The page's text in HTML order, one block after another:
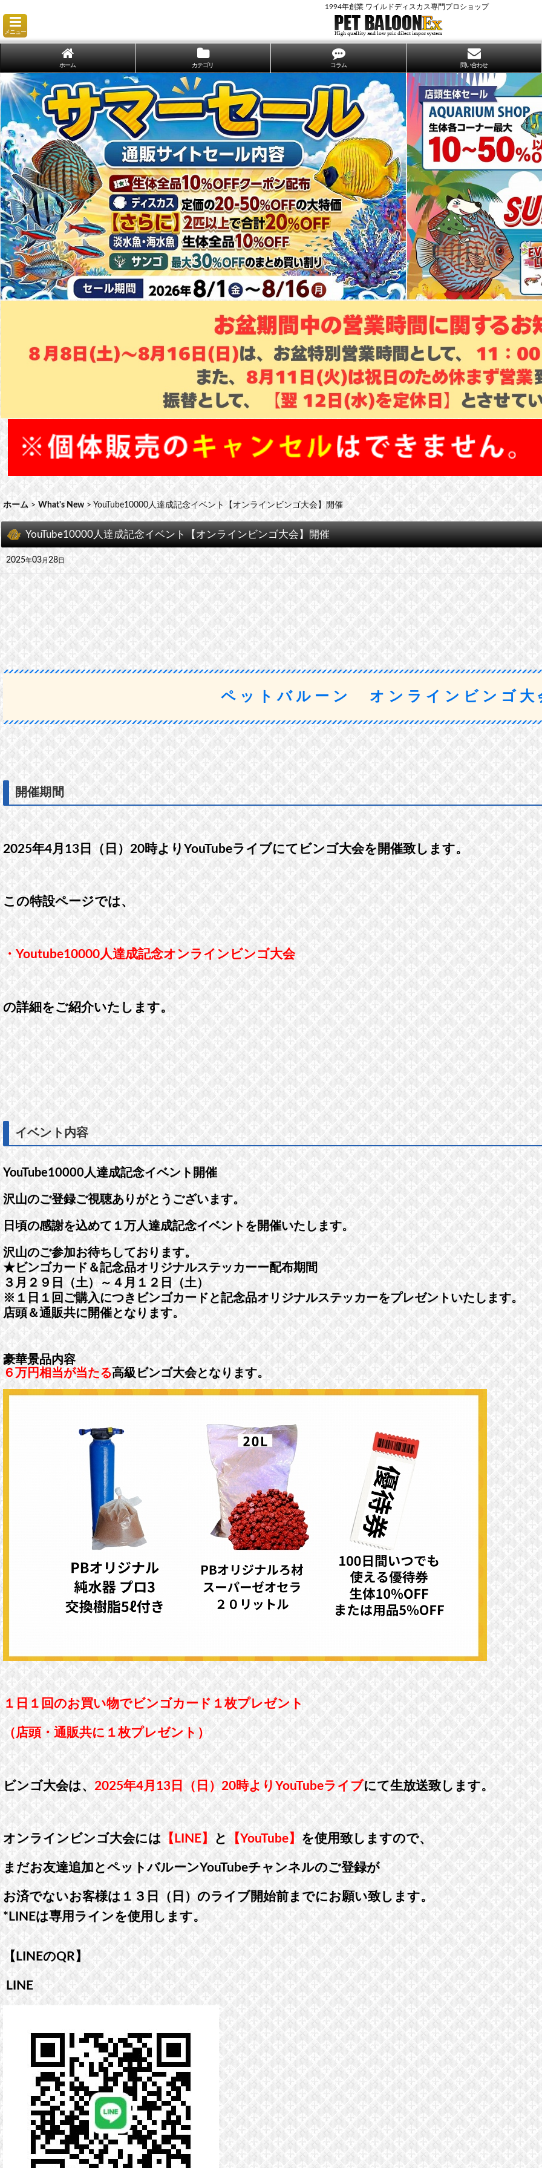
1994年創業 ワイルドディスカス専門プロショップ
メニュー
ホーム カテゴリ コラム 問い合わせ
ホーム > What's New > YouTube10000人達成記念イベント【オンラインビンゴ大会】開催
YouTube10000人達成記念イベント【オンラインビンゴ大会】開催
2025年03月 28日
ペットバルーン オンラインビンゴ大
開催期間
2025年4月13日（日）20時よりYouTubeライブにてビンゴ大会を開催致します。
この特設ページでは、
・Youtube10000人達成記念オンラインビンゴ大会
の詳細をご紹介いたします。
イベント内容
YouTube10000人達成記念イベント開催
沢山のご登録ご視聴ありがとうございます。
日頃の感謝を込めて１万人達成記念イベントを開催いたします。
沢山のご参加お待ちしております。
★ビンゴカード＆記念品オリジナルステッカーー配布期間
３月２９日（土）～４月１２日（土）
※１日１回ご購入につきビンゴカードと記念品オリジナルステッカーをプレゼントいたします。
店頭＆通販共に開催となります。
豪華景品内容
６万円相当が当たる高級ビンゴ大会となります。
１日１回のお買い物でビンゴカード１枚プレゼント
（店頭・通販共に１枚プレゼント）
ビンゴ大会は、 2025年4月13日（日）20時よりYouTubeライブにて生放送致します。
オンラインビンゴ大会には 【LINE】 と【YouTube】を使用致しますので、
まだお友達追加とペットバルーンYouTubeチャンネルのご登録が
お済でないお客様は１３日（日）のライブ開始前までにお願い致します。
*LINEは専用ラインを使用します。
【LINEのQR】
LINE